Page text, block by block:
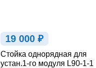
19 000 ₽
Стойка однорядная для
устан.1-го модуля L90-1-1